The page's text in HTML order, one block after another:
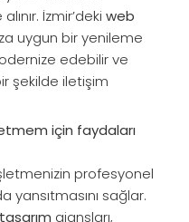
İzmir’deki web
uygun bir yenileme
edebilir ve
şekilde iletişim
için faydaları
profesyonel
sağlar.
ajansları,